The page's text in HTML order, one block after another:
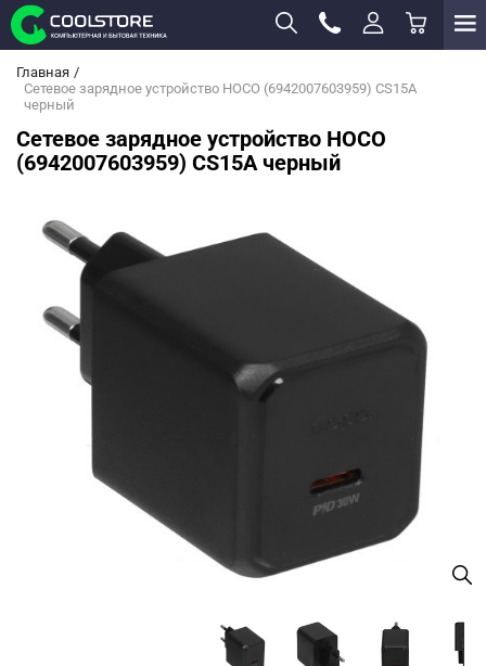
Главная
Сетевое зарядное устройство HOCO (6942007603959) CS15A
черный
Сетевое зарядное устройство HOCO
(6942007603959) CS15A черный